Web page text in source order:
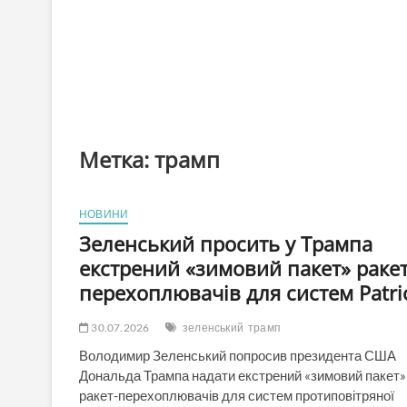
Метка:трамп
НОВИНИ
Зеленський просить у Трампа
екстрений «зимовий пакет»
перехоплювачів для систем
30.07.2026 зеленський трамп
Володимир Зеленський попросив президента США
Дональда Трампа надати екстрений «зимовий пакет»
ракет-перехоплювачів для систем протиповітряної